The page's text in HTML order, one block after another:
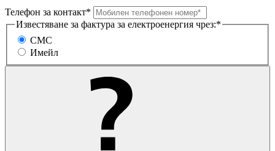
Телефон за контакт*
Известяване за фактура за електроенергия чрез:*
СМС
Имейл